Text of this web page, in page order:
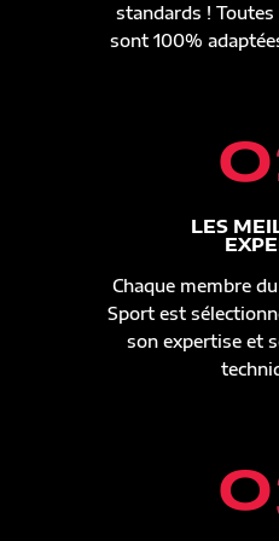
standards !
sont 100%
LES
Chaque membre
Sport est
son expertise et